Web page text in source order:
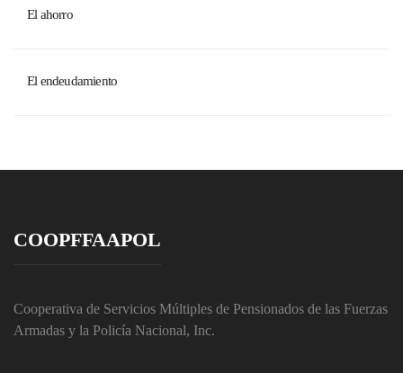
El ahorro
El endeudamiento
COOPFFAAPOL
Cooperativa de Servicios Múltiples de Pensionados de las Fuerzas
Armadas y la Policía Nacional, Inc.